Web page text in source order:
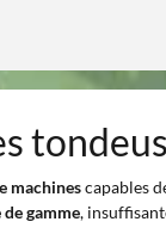
machinescapables
gamme,